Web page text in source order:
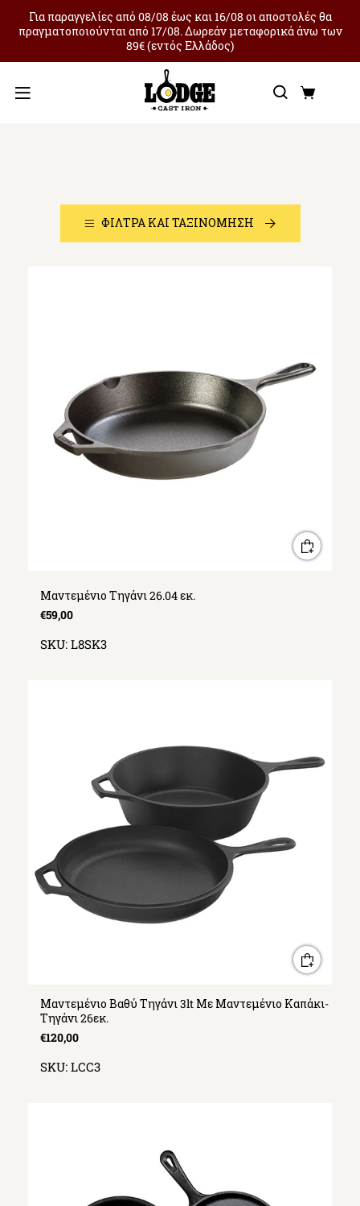
Για παραγγελίες από 08/08 έως και 16/08 οι αποστολές θα
πραγματοποιούνται από 17/08. Δωρεάν μεταφορικά άνω των
89€ (εντός Ελλάδος)
Μενού
Τηγάνια
ΦΊΛΤΡΑ ΚΑΙ ΤΑΞΙΝΌΜΗΣΗ
Μαντεμένιο Τηγάνι 26.04 εκ.
€59,00
SKU: L8SK3
Μαντεμένιο Βαθύ Τηγάνι 3lt Με Μαντεμένιο Καπάκι-
Τηγάνι 26εκ.
€120,00
SKU: LCC3